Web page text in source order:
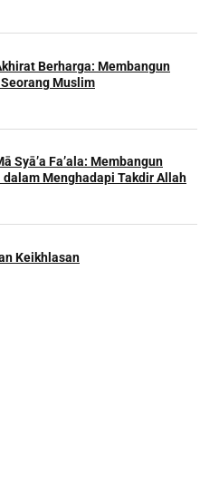
Berharga: Membangun
Muslim
Syā’a Fa’ala: Membangun
Menghadapi Takdir Allah
Keikhlasan